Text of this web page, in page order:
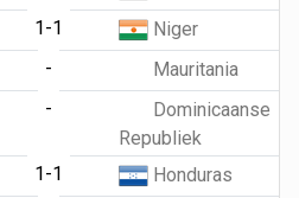
1-1
Niger
-
Mauritania
-
Dominicaanse
Republiek
1-1
Honduras